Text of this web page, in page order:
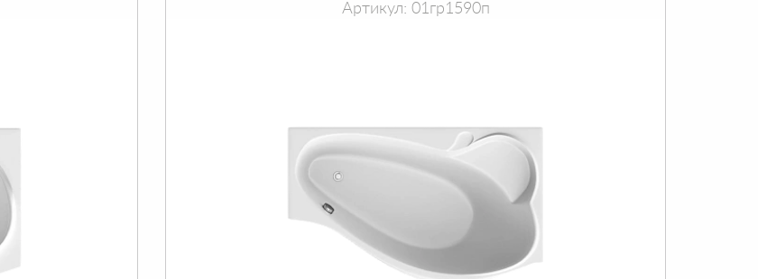
Артикул: 01гр1590п